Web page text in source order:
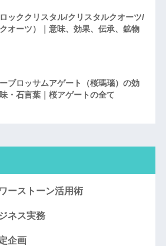
ッククリスタル/クリスタルクオーツ/
オーツ）｜意味、効果、伝承、鉱物
ブロッサムアゲート（桜瑪瑙）の効
・石言葉｜桜アゲートの全て
ーストーン活用術
ネス実務
企画